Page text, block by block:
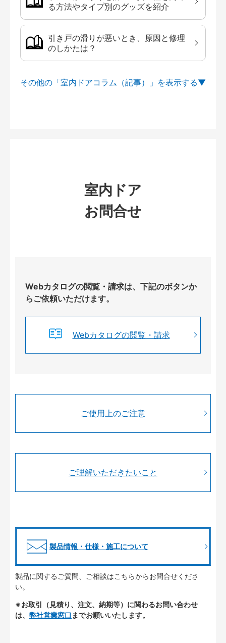
る方法やタイプ別のグッズを紹介
引き戸の滑りが悪いとき、原因と修理
のしかたは？
その他の「室内ドアコラム（記事）」を
室内ドア
お問合せ
Webカタログの閲覧・請求は、下記のボタンか
らご依頼いただけます。
Webカタログの閲覧・請求
ご使用上のご注意
ご理解いただきたいこと
製品情報・仕様・施工について
製品に関するご質問、ご相談はこちらからお問合せくださ
い。
※お取引（見積り、注文、納期等）に関わるお問い合わせ
は、 弊社営業窓口 までお願いいたします。